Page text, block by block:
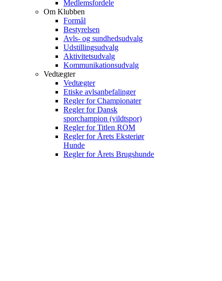
Medlemsfordele
Om Klubben
Formål
Bestyrelsen
Avls- og sundhedsudvalg
Udstillingsudvalg
Aktivitetsudvalg
Kommunikationsudvalg
Vedtægter
Vedtægter
Etiske avlsanbefalinger
Regler for Championater
Regler for Dansk
sporchampion (vildtspor)
Regler for Titlen ROM
Regler for Årets Eksteriør
Hunde
Regler for Årets Brugshunde